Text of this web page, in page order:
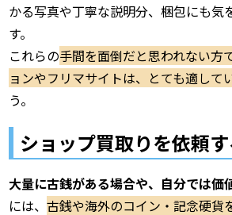
かる写真や丁寧な説明分、梱包にも気
す。
これらの手間を面倒だと思われない方
ョンやフリマサイトは、とても適して
う。
ショップ買取りを依頼
大量に古銭がある場合や、自分では価
には、古銭や海外のコイン・記念硬貨